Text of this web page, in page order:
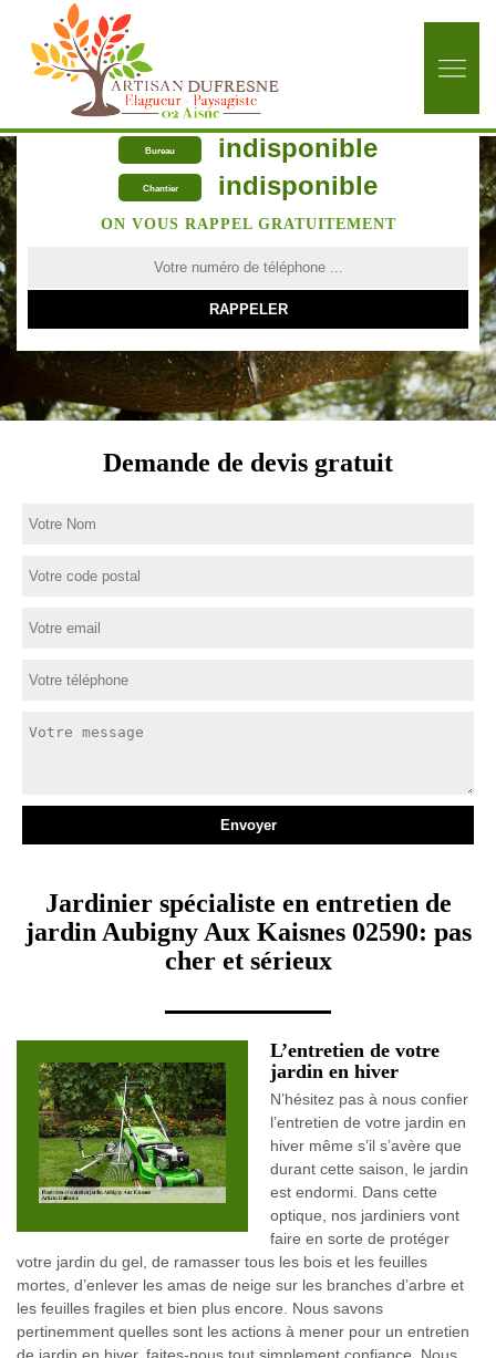
Bureau indisponible
Chantier indisponible
ON VOUS RAPPEL GRATUITEMENT
Demande de devis gratuit
Jardinier spécialiste en entretien de
jardin Aubigny Aux Kaisnes 02590: pas
cher et sérieux
L’entretien de votre
jardin en hiver
N’hésitez pas à nous confier
l’entretien de votre jardin en
hiver même s’il s’avère que
durant cette saison, le jardin
est endormi. Dans cette
optique, nos jardiniers vont
faire en sorte de protéger
votre jardin du gel, de ramasser tous les bois et les feuilles
mortes, d’enlever les amas de neige sur les branches d’arbre et
les feuilles fragiles et bien plus encore. Nous savons
pertinemment quelles sont les actions à mener pour un entretien